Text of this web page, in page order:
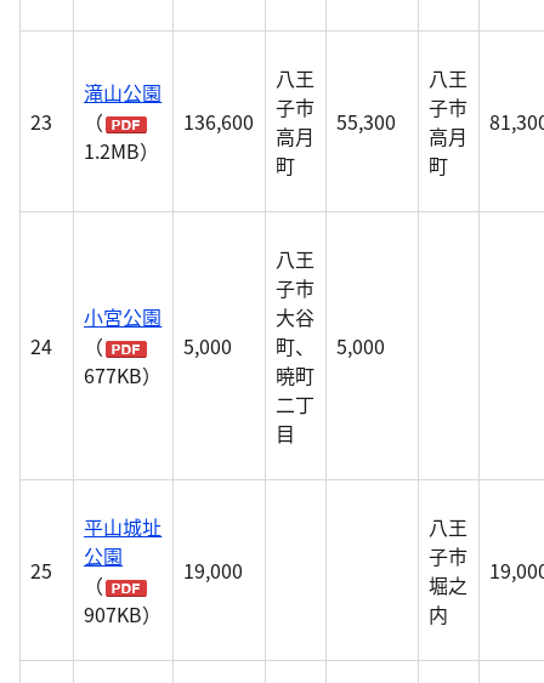
23
滝山公園
（
1.2MB）
136,600
八王
子市
高月
町
55,300
八王
子市
高月
町
24
小宮公園
（
677KB）
5,000
八王
子市
大谷
町、
暁町
二丁
目
5,000
25
平山城址
公園
（
907KB）
19,000
八王
子市
堀之
内